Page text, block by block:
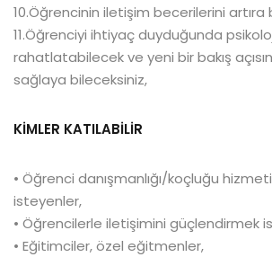
10.Öğrencinin iletişim becerilerini artıra
11.Öğrenciyi ihtiyaç duyduğunda
rahatlatabilecek ve yeni bir bakış
sağlaya bileceksiniz,
KİMLER KATILABİLİR
• Öğrenci danışmanlığı/koçluğu
isteyenler,
• Öğrencilerle iletişimini güçlendirmek
• Eğitimciler, özel eğitmenler,